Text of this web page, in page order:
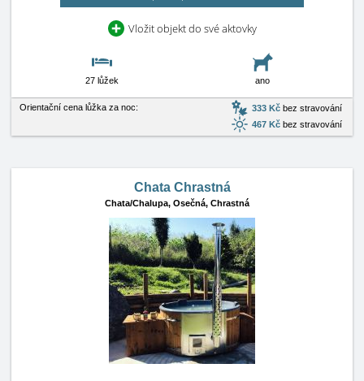
Vložit objekt do své aktovky
27 lůžek ano
Orientační cena lůžka za noc: 333 Kč bez stravování
467 Kč bez stravování
Chata Chrastná
Chata/Chalupa, Osečná, Chrastná